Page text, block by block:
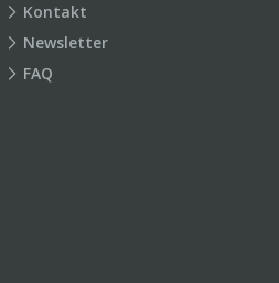
Kontakt
Newsletter
FAQ